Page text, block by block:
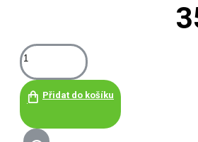
Přidat do košíku